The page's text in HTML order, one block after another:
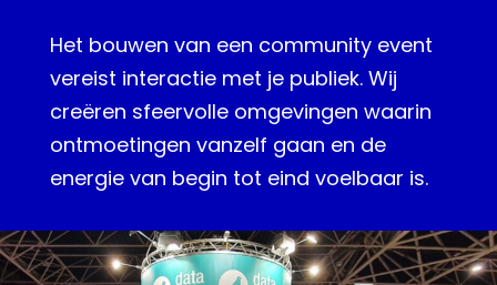
Het bouwen van een community event
vereist interactie met je publiek. Wij
creëren sfeervolle omgevingen waarin
ontmoetingen vanzelf gaan en de
energie van begin tot eind voelbaar is.
contact